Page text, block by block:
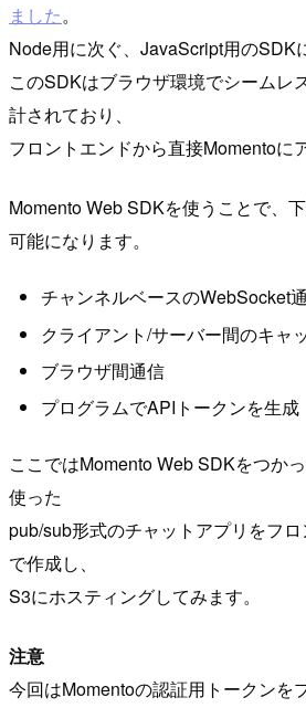
ました。
Node用に次ぐ、JavaScript用のSDK
このSDKはブラウザ環境でシームレ
計されており、
フロントエンドから直接Momentoに
Momento Web SDKを使うことで、
可能になります。
チャンネルベースのWebSocket
クライアント/サーバー間のキャ
ブラウザ間通信
プログラムでAPIトークンを生成
ここではMomento Web SDKをつか
使った
pub/sub形式のチャットアプリをフ
で作成し、
S3にホスティングしてみます。
注意
今回はMomentoの認証用トークンを